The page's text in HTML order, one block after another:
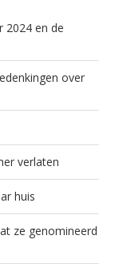
2024 en de
over
verlaten
huis
ze genomineerd